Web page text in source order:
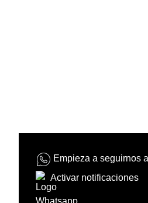
Empieza a seguirnos
Activar notificaciones